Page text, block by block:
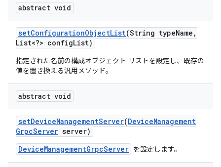
abstract void
setConfigurationObjectList(String typeName ,
List<?> configList)
指定された名前の構成オブジェクト リストを設定し、既存の
値を置き換える汎用メソッド。
abstract void
setDeviceManagementServer(DeviceManagement
GrpcServer server)
DeviceManagementGrpcServer を設定します。